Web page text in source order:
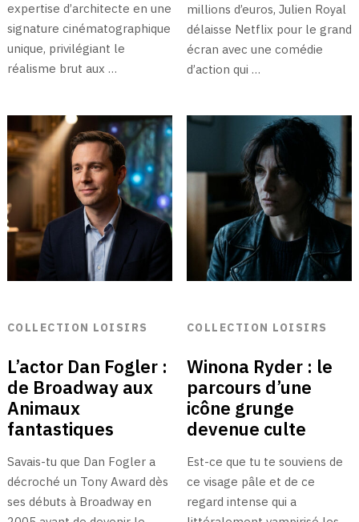
expertise d’architecte en une
signature cinématographique
unique, privilégiant le
réalisme brut aux …
millions d’euros, Julien Royal
délaisse Netflix pour le grand
écran avec une comédie
d’action qui …
COLLECTION LOISIRS
L’actor Dan Fogler :
de Broadway aux
Animaux
fantastiques
Savais-tu que Dan Fogler a
décroché un Tony Award dès
ses débuts à Broadway en
COLLECTION LOISIRS
Winona Ryder : le
parcours d’une
icône grunge
devenue culte
Est-ce que tu te souviens de
ce visage pâle et de ce
regard intense qui a